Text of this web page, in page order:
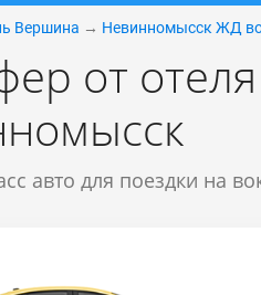
Вершина → Невинномысск ЖД
от
авто для поездки на